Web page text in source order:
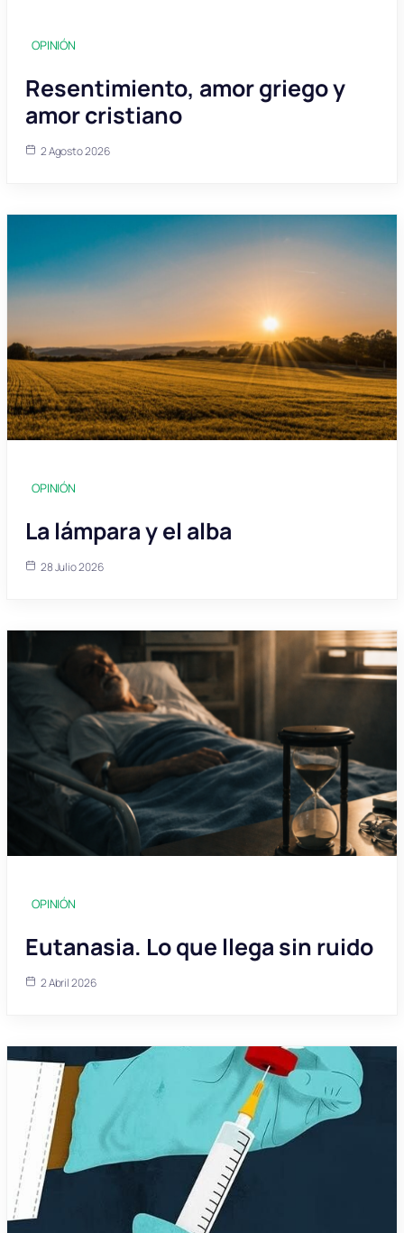
OPINIÓN
Resentimiento, amor griego y
amor cristiano
2 Agosto 2026
OPINIÓN
La lámpara y el alba
28 Julio 2026
OPINIÓN
Eutanasia. Lo que llega sin ruido
2 Abril 2026